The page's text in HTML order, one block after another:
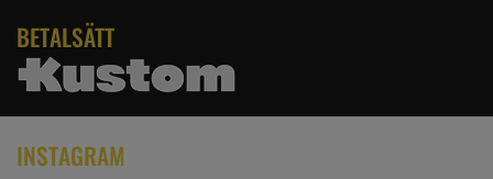
BETALSÄTT
INSTAGRAM